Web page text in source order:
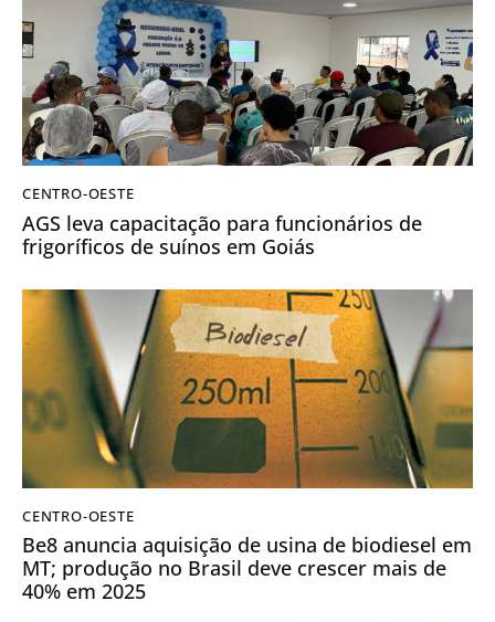
CENTRO-OESTE
AGS leva capacitação para funcionários de
frigoríficos de suínos em Goiás
CENTRO-OESTE
Be8 anuncia aquisição de usina de biodiesel em
MT; produção no Brasil deve crescer mais de
40% em 2025